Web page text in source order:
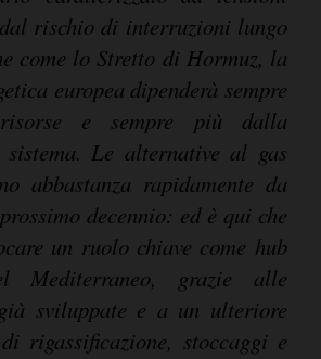
rischio di interruzioni lungo
come lo Stretto di Hormuz, la
europea dipenderà sempre
e sempre più dalla
Le alternative al gas
abbastanza rapidamente da
decennio: ed è qui che
un ruolo chiave come hub
Mediterraneo, grazie alle
sviluppate e a un ulteriore
rigassificazione, stoccaggi e